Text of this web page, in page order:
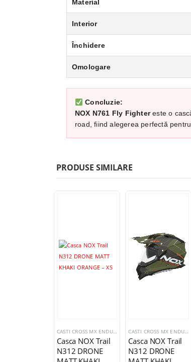
Material
Interior
Închidere
Omologare
Concluzie:
NOX N761 Fly Fightereste o
road, fiind alegerea perfectă
PRODUSE SIMILARE
CASTI CROSS MX ENDURO TRIAL
Casca NOX Trail
N312 DRONE
CASTI CROSS MX ENDURO TRIAL
Casca NOX Trail
N312 DRONE